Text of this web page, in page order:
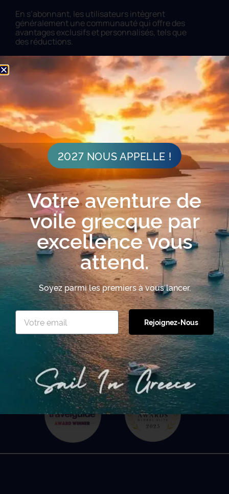
En s’abonnant, les utilisateurs intègrent
généralement une communauté qui offre des
avantages exclusifs et personnalisés, tels que
des réductions.
PRIX ET RECONNAISSANCE
2027 NOUS APPELLE !
Votre aventure de
voile grecque par
excellence vous
attend.
Soyez parmi les premiers à vous lancer.
Rejoignez-Nous